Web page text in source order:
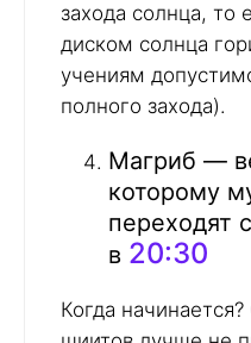
захода солнца, то
диском солнца
учениям
полного захода).
Магриб —
которому
переходят
в 20:30
Когда